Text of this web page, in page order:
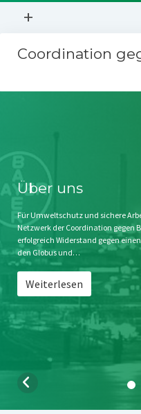
Menü
+
Mitmachen
Kontakt
Impressum
Störfälle
Coordination
Stichwort BAYER
Jahrestagung
SPENDEN
Über uns
Für Umweltschutz und sichere
Netzwerk der Coordination gegen
erfolgreich Widerstand gegen
den Globus und…
Weiterlesen